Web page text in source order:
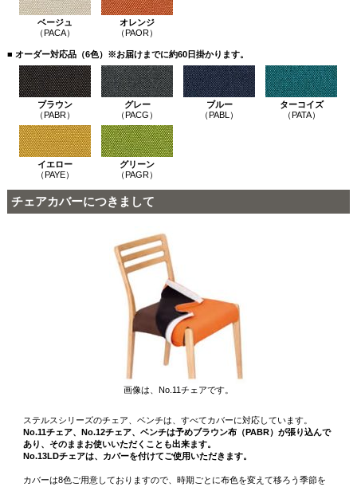
ベージュ
（PACA）
オレンジ
（PAOR）
■ オーダー対応品（6色）※お届けまでに約60日掛かります。
ブラウン
（PABR）
グレー
（PACG）
ブルー
（PABL）
ターコイズ
（PATA）
イエロー
（PAYE）
グリーン
（PAGR）
チェアカバーにつきまして
画像は、No.11チェアです。
ステルスシリーズのチェア、ベンチは、すべてカバーに対応しています。
No.11チェア、No.12チェア、ベンチは予めブラウン布（PABR）が張り込んで
あり、そのままお使いいただくことも出来ます。
No.13LDチェアは、カバーを付けてご使用いただきます。
カバーは8色ご用意しておりますので、時期ごとに布色を変えて移ろう季節を